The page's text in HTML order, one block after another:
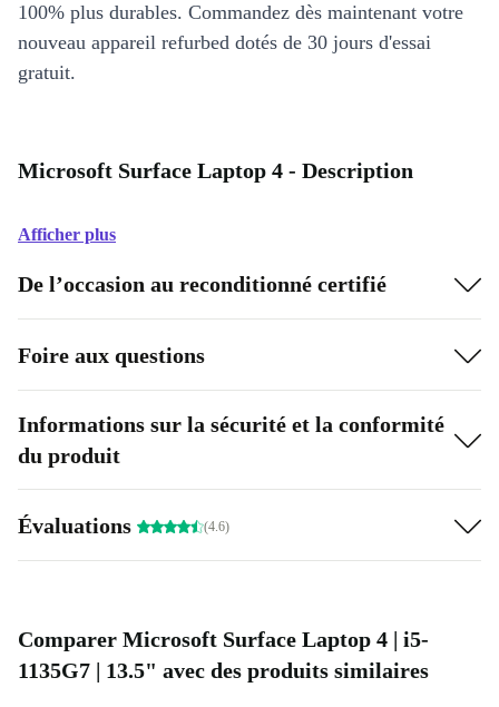
100% plus durables. Commandez dès maintenant votre
nouveau appareil refurbed dotés de 30 jours d'essai
gratuit.
Microsoft Surface Laptop 4 - Description
Afficher plus
De l’occasion au reconditionné certifié
Foire aux questions
Informations sur la sécurité et la conformité
du produit
Évaluations (4.6)
Comparer Microsoft Surface Laptop 4 | i5-
1135G7 | 13.5" avec des produits similaires